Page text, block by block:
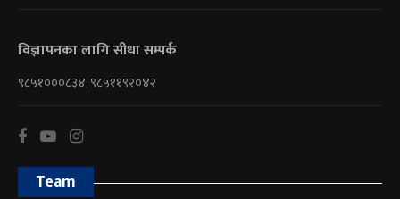
विज्ञापनका लागि सीधा सम्पर्क
९८५१०००८३४, ९८५११९२०४२
Team